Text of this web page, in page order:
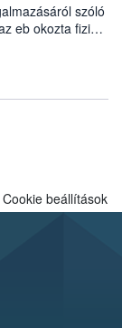
szóló
eb okozta fizikai
és annak
szakértőt.
Cookie beállítások